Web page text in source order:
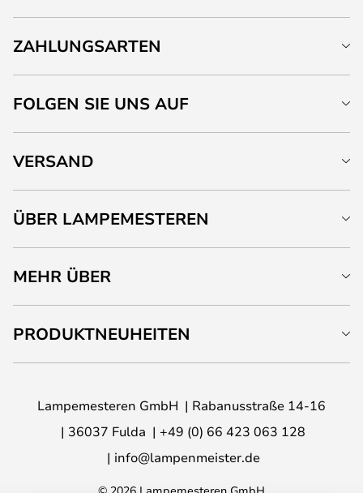
ZAHLUNGSARTEN
FOLGEN SIE UNS AUF
VERSAND
ÜBER LAMPEMESTEREN
MEHR ÜBER
PRODUKTNEUHEITEN
Lampemesteren GmbH
Rabanusstraße 14-16
36037 Fulda
+49 (0) 66 423 063 128
info@lampenmeister.de